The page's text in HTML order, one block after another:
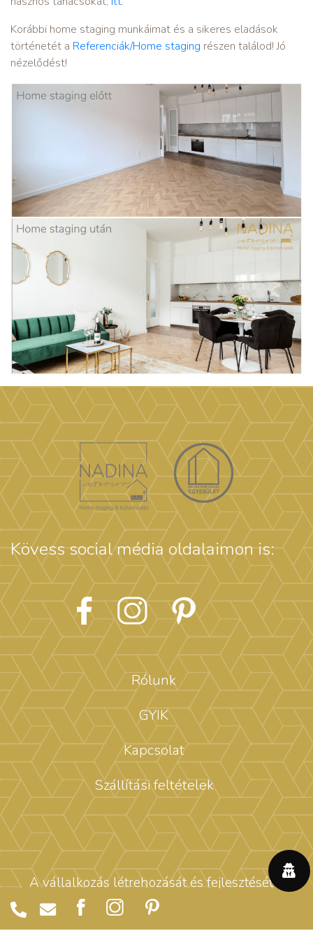
Korábbi home staging munkáimat és a sikeres eladások
történetét a Referenciák/Home staging részen találod! Jó
nézelődést!
Kövess social média oldalaimon is:
Rólunk
GYIK
Kapcsolat
Szállítási feltételek
A vállalkozás létrehozását és fejlesztését a
„Vállalkozó Start” program keretében az OFA
Nonprofit Kft. támogatta. A támogatás forrását a